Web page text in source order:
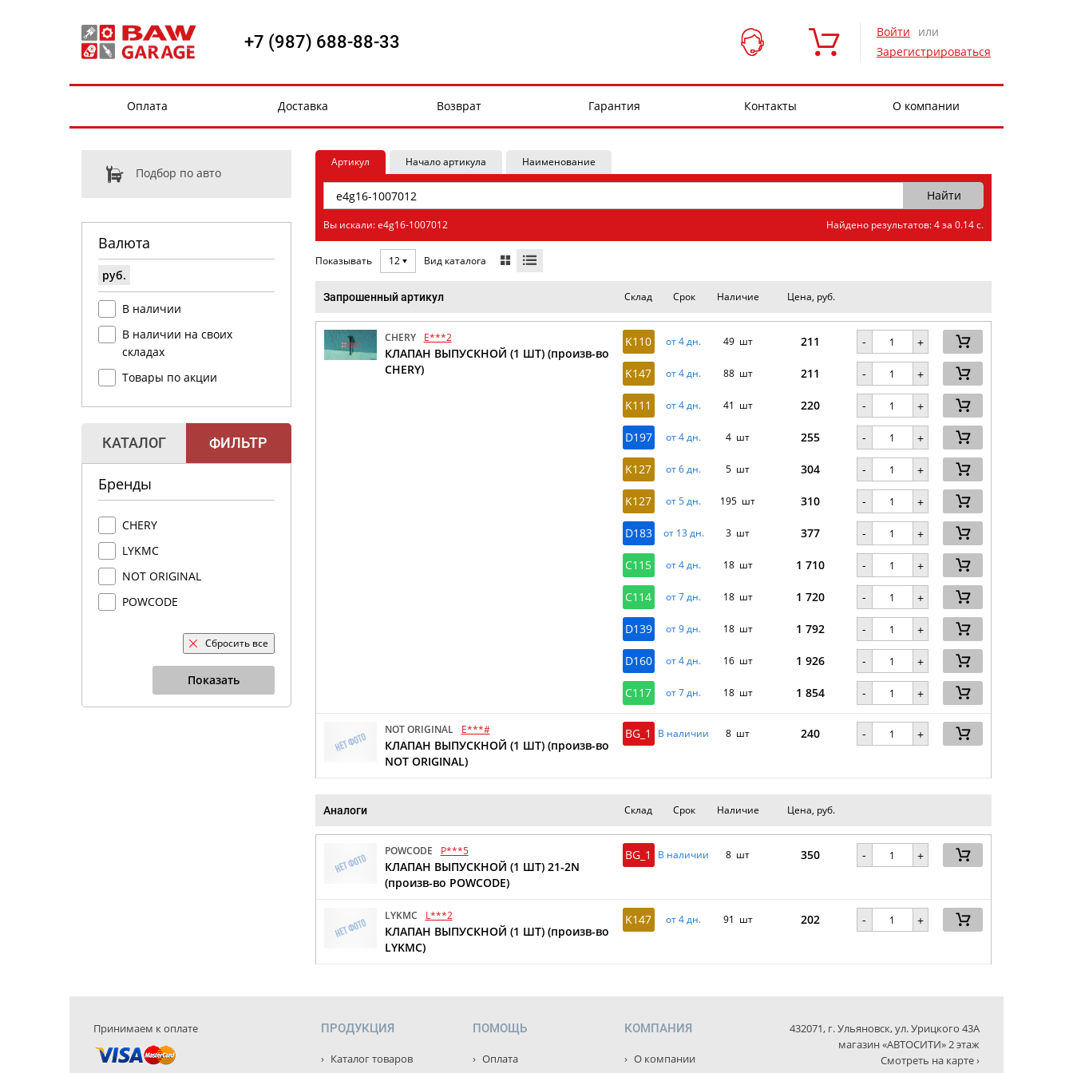
+7 (987) 688-88-33 Войти
или
Зарегистрироваться
Оплата Доставка Возврат Гарантия Контакты О компании
Подбор по авто
Валюта
руб.
В наличии
В наличии на своих
складах
Товары по акции
КАТАЛОГ ФИЛЬТР
Бренды
CHERY
LYKMC
NOT ORIGINAL
POWCODE
Сбросить все
Показать
Артикул Начало артикула Наименование
Вы искали: e4g16-1007012 Найдено результатов: 4 за 0.14 с.
Показывать 12 Вид каталога
Запрошенный артикул Склад Срок Наличие Цена, руб.
CHERY E***2
КЛАПАН ВЫПУСКНОЙ (1 ШТ) (произв-во
CHERY)
K110 от 4 дн. 49 шт 211 - +
K147 от 4 дн. 88 шт 211 - +
K111 от 4 дн. 41 шт 220 - +
D197 от 4 дн. 4 шт 255 - +
K127 от 6 дн. 5 шт 304 - +
K127 от 5 дн. 195 шт 310 - +
D183 от 13 дн. 3 шт 377 - +
C115 от 4 дн. 18 шт 1 710 - +
C114 от 7 дн. 18 шт 1 720 - +
D139 от 9 дн. 18 шт 1 792 - +
D160 от 4 дн. 16 шт 1 926 - +
C117 от 7 дн. 18 шт 1 854 - +
NOT ORIGINAL E***#
КЛАПАН ВЫПУСКНОЙ (1 ШТ) (произв-во
NOT ORIGINAL)
BG_1 В наличии 8 шт 240 - +
Аналоги Склад Срок Наличие Цена, руб.
POWCODE P***5
КЛАПАН ВЫПУСКНОЙ (1 ШТ) 21-2N
(произв-во POWCODE)
BG_1 В наличии 8 шт 350 - +
LYKMC L***2
КЛАПАН ВЫПУСКНОЙ (1 ШТ) (произв-во
LYKMC)
K147 от 4 дн. 91 шт 202 - +
Принимаем к оплате ПРОДУКЦИЯ
Каталог товаров
ПОМОЩЬ
Оплата
КОМПАНИЯ
О компании
432071, г. Ульяновск, ул. Урицкого 43А
магазин «АВТОСИТИ» 2 этаж
Смотреть на карте ›